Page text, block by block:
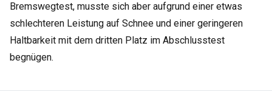
Bremswegtest, musste sich aber aufgrund einer etwas
schlechteren Leistung auf Schnee und einer geringeren
Haltbarkeit mit dem dritten Platz im Abschlusstest
begnügen.